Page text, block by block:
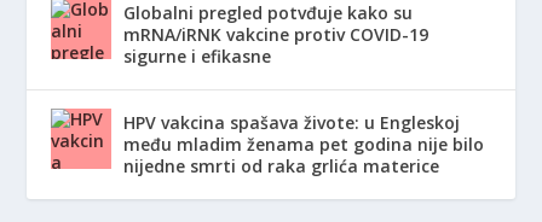
Globalni pregled potvđuje kako su
mRNA/iRNK vakcine protiv COVID-19
sigurne i efikasne
HPV vakcina spašava živote: u Engleskoj
među mladim ženama pet godina nije bilo
nijedne smrti od raka grlića materice